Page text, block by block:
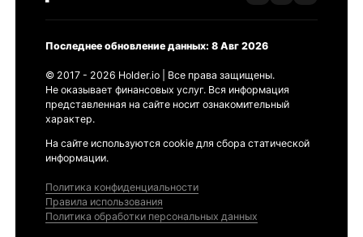
Последнее обновление данных: 8 Авг 2026
© 2017 - 2026 Holder.io | Все права защищены.
Не оказывает финансовых услуг. Вся информация
представленная на сайте носит ознакомительный
характер.
На сайте используются cookie для сбора статической
информации.
Политика конфиденциальности
Правила использования
Политика обработки персональных данных